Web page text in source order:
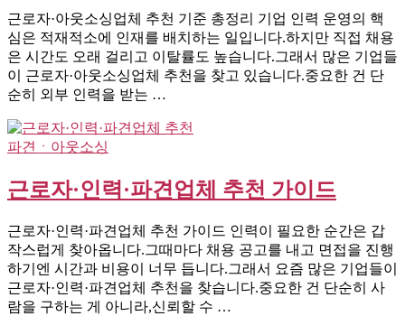
근로자·아웃소싱업체 추천 기준 총정리 기업 인력 운영의 핵
심은 적재적소에 인재를 배치하는 일입니다.하지만 직접 채용
은 시간도 오래 걸리고 이탈률도 높습니다.그래서 많은 기업들
이 근로자·아웃소싱업체 추천을 찾고 있습니다.중요한 건 단
순히 외부 인력을 받는 …
파견ㆍ아웃소싱
근로자·인력·파견업체 추천 가이드
근로자·인력·파견업체 추천 가이드 인력이 필요한 순간은 갑
작스럽게 찾아옵니다.그때마다 채용 공고를 내고 면접을 진행
하기엔 시간과 비용이 너무 듭니다.그래서 요즘 많은 기업들이
근로자·인력·파견업체 추천을 찾습니다.중요한 건 단순히 사
람을 구하는 게 아니라,신뢰할 수 …